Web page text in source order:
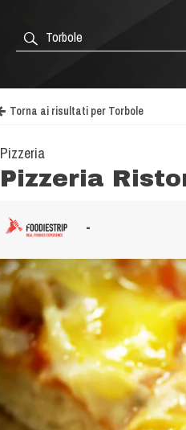
Torna ai risultati per Torbole
Pizzeria
Pizzeria
-